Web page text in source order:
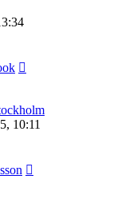
10:11